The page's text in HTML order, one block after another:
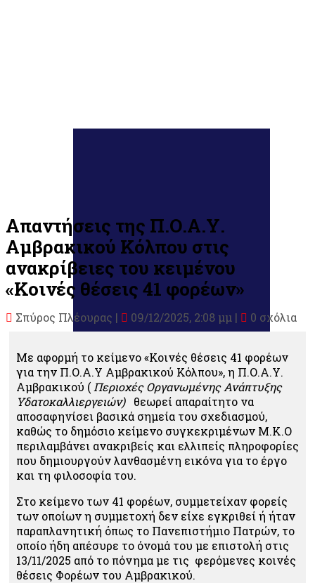
Απαντήσεις της Π.Ο.Α.Υ.
Αμβρακικού Κόλπου στις
ανακρίβειες του κειμένου
«Κοινές θέσεις 41 φορέων»
Σπύρος Πλέουρας | 09/12/2025, 2:08 μμ | 0 σχόλια
Με αφορμή το κείμενο «Κοινές θέσεις 41 φορέων
για την Π.Ο.Α.Υ Αμβρακικού Κόλπου», η Π.Ο.Α.Υ.
Αμβρακικού ( Περιοχές Οργανωμένης Ανάπτυξης
Υδατοκαλλιεργειών)θεωρεί απαραίτητο να
αποσαφηνίσει βασικά σημεία του σχεδιασμού,
καθώς το δημόσιο κείμενο συγκεκριμένων Μ.Κ.Ο
περιλαμβάνει ανακριβείς και ελλιπείς πληροφορίες
που δημιουργούν λανθασμένη εικόνα για το έργο
και τη φιλοσοφία του.
Στο κείμενο των 41 φορέων, συμμετείχαν φορείς
των οποίων η συμμετοχή δεν είχε εγκριθεί ή ήταν
παραπλανητική όπως το Πανεπιστήμιο Πατρών, το
οποίο ήδη απέσυρε το όνομά του με επιστολή στις
13/11/2025 από το πόνημα με τις φερόμενες κοινές
θέσεις Φορέων του Αμβρακικού.